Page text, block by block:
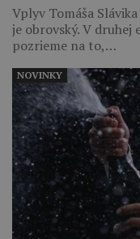
Vplyv Tomáša
je obrovský. V druhej
pozrieme na to,…
NOVINKY